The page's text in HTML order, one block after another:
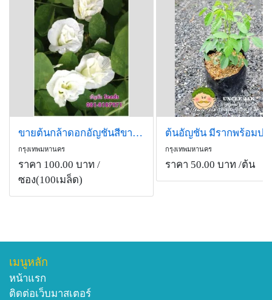
ขายต้นกล้าดอกอัญชันสีขาวดอกซ้อน 5ชั้น
กรุงเทพมหานคร
ราคา 100.00 บาท /
ซอง(100เมล็ด)
ต้นอัญชัน มีรากพร้อมปลู
กรุงเทพมหานคร
ราคา 50.00 บาท /ต้น
เมนูหลัก
หน้าแรก
ติดต่อเว็บมาสเตอร์